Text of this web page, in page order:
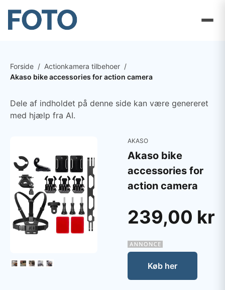
Forside / Actionkamera tilbehoer /
Akaso bike accessories for action camera
Dele af indholdet på denne side kan være genereret
med hjælp fra AI.
AKASO
Akaso bike
accessories for
action camera
239,00 kr
Køb her